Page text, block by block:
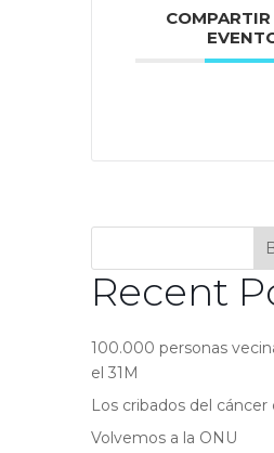
COMPARTIR
Recent
100.000 personas
el 31M
Los cribados del
Volvemos a la ONU